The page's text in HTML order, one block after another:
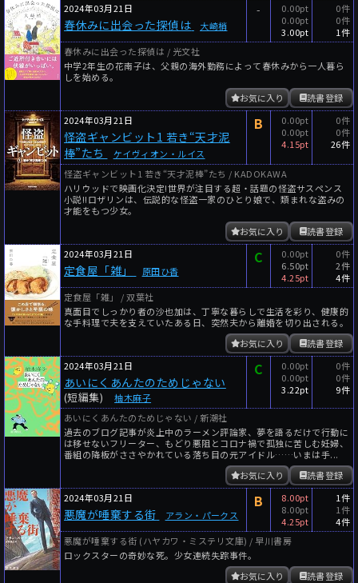
2024年03月21日
春休みに出会った探偵は 大崎梢
-
0.00pt
0.00pt
3.00pt
0件
0件
1件
春休みに出会った探偵は / 光文社
中学2年生の花南子は、父親の海外勤務によって春休みから一人暮ら
しを始める。
読書登録
お気に入り
2024年03月21日
怪盗ギャンビット1 若き“天才泥
棒”たち
ケイヴィオン・ルイス
B
0.00pt
0.00pt
4.15pt
0件
0件
26件
怪盗ギャンビット1 若き“天才泥棒”たち / KADOKAWA
ハリウッドで映画化決定!世界が注目する超・話題の怪盗サスペンス
小説!!ロザリンは、伝説的な怪盗一家のひとり娘で、類まれな盗みの
才能をもつ少女。
読書登録
お気に入り
2024年03月21日
定食屋「雑」 原田ひ香
C
0.00pt
6.50pt
4.25pt
0件
2件
4件
定食屋「雑」 / 双葉社
真面目でしっかり者の沙也加は、丁寧な暮らしで生活を彩り、健康的
な手料理で夫を支えていたある日、突然夫から離婚を切り出される。
読書登録
お気に入り
2024年03月21日
あいにくあんたのためじゃない
(短編集) 柚木麻子
C
0.00pt
0.00pt
3.22pt
0件
0件
9件
あいにくあんたのためじゃない / 新潮社
過去のブログ記事が炎上中のラーメン評論家、夢を語るだけで行動に
は移せないフリーター、もどり悪阻とコロナ禍で孤独に苦しむ妊婦、
番組の降板がささやかれている落ち目の元アイドル……いまは手...
読書登録
お気に入り
2024年03月21日
悪魔が唾棄する街 アラン・パークス
B
8.00pt
8.00pt
4.25pt
1件
1件
4件
悪魔が唾棄する街 (ハヤカワ・ミステリ文庫) / 早川書房
ロックスターの奇妙な死。少女連続失踪事件。
読書登録
お気に入り